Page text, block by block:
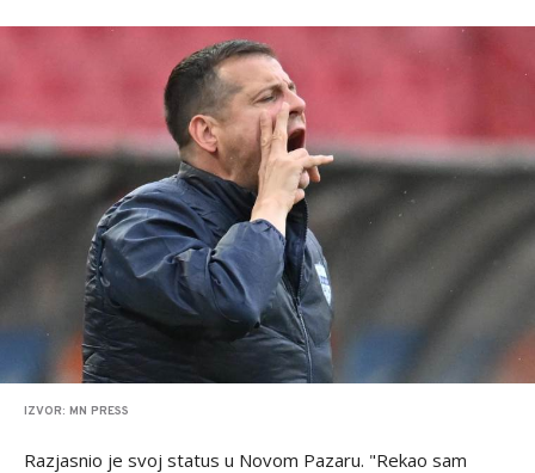
IZVOR: MN PRESS
Razjasnio je svoj status u Novom Pazaru. "Rekao sam